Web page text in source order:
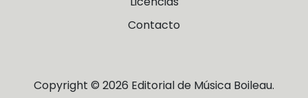
Contacto
Copyright © 2026 Editorial de Música Boileau.